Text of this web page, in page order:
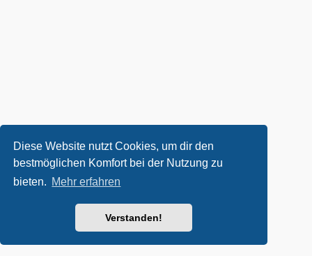
Diese Website nutzt Cookies, um dir den
bestmöglichen Komfort bei der Nutzung zu
bieten. Mehr erfahren
Verstanden!